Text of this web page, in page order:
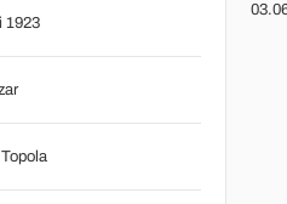
1923